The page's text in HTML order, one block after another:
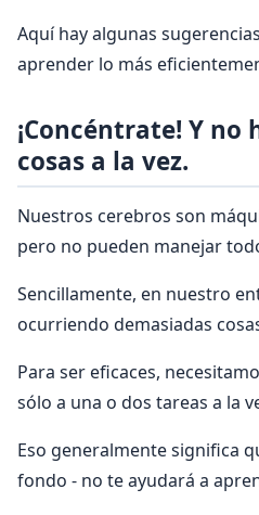
Aquí hay algunas
aprender lo más
¡Concéntrate! Y no
cosas a la vez.
Nuestros cerebros son
pero no pueden manejar
Sencillamente, en nuestro
ocurriendo demasiadas
Para ser eficaces,
sólo a una o dos tareas a la
Eso generalmente significa
fondo - no te ayudará a